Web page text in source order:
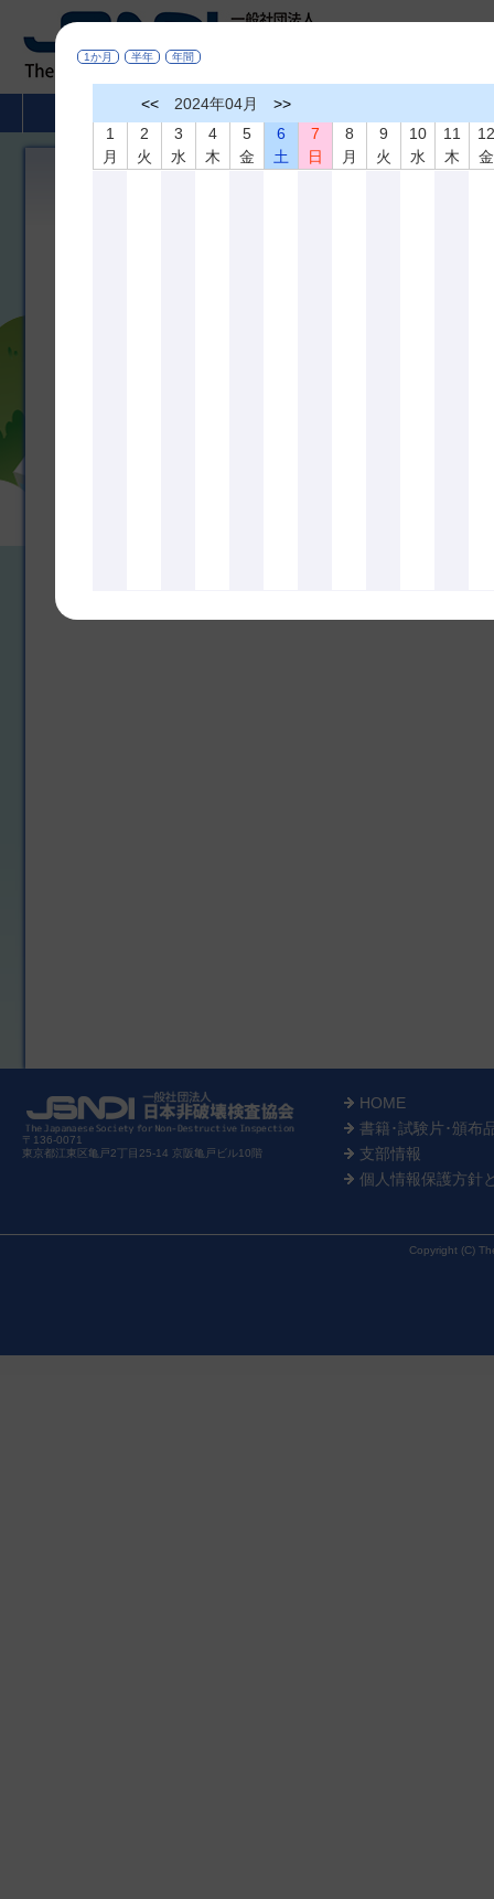
非破壊検査とは
〒136-0071
東京都江東区亀戸2丁目25-14 京阪亀戸ビル10階
HOME
書籍･試験片･頒布
支部情報
個人情報保護方針
Copyright (C)
1か月 半年 年間
<< 2024年04月
>>
1
月
2
火
3
水
4
木
5
金
6
土
7
日
8
月
9
火
10
水
11
木
金